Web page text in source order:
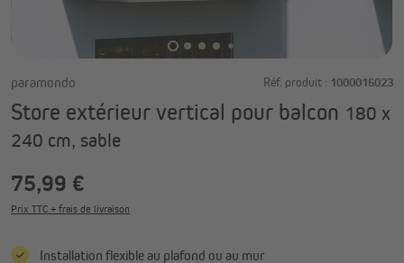
paramondo Réf. produit : 1000016023
Store extérieur vertical pour balcon 180 x
240 cm, sable
75,99 €
Prix TTC + frais de livraison
Installation flexible au plafond ou au mur